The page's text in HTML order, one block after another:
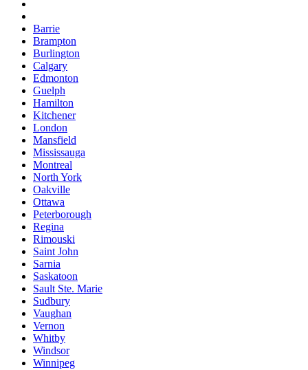
Barrie
Brampton
Burlington
Calgary
Edmonton
Guelph
Hamilton
Kitchener
London
Mansfield
Mississauga
Montreal
North York
Oakville
Ottawa
Peterborough
Regina
Rimouski
Saint John
Sarnia
Saskatoon
Sault Ste. Marie
Sudbury
Vaughan
Vernon
Whitby
Windsor
Winnipeg